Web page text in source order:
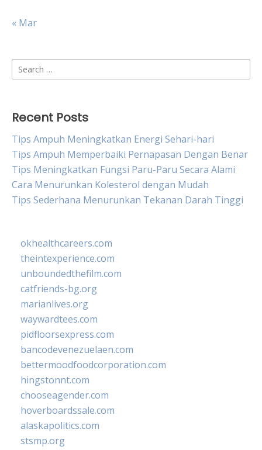
« Mar
Search
for:
Recent Posts
Tips Ampuh Meningkatkan Energi Sehari-hari
Tips Ampuh Memperbaiki Pernapasan Dengan Benar
Tips Meningkatkan Fungsi Paru-Paru Secara Alami
Cara Menurunkan Kolesterol dengan Mudah
Tips Sederhana Menurunkan Tekanan Darah Tinggi
okhealthcareers.com
theintexperience.com
unboundedthefilm.com
catfriends-bg.org
marianlives.org
waywardtees.com
pidfloorsexpress.com
bancodevenezuelaen.com
bettermoodfoodcorporation.com
hingstonnt.com
chooseagender.com
hoverboardssale.com
alaskapolitics.com
stsmp.org